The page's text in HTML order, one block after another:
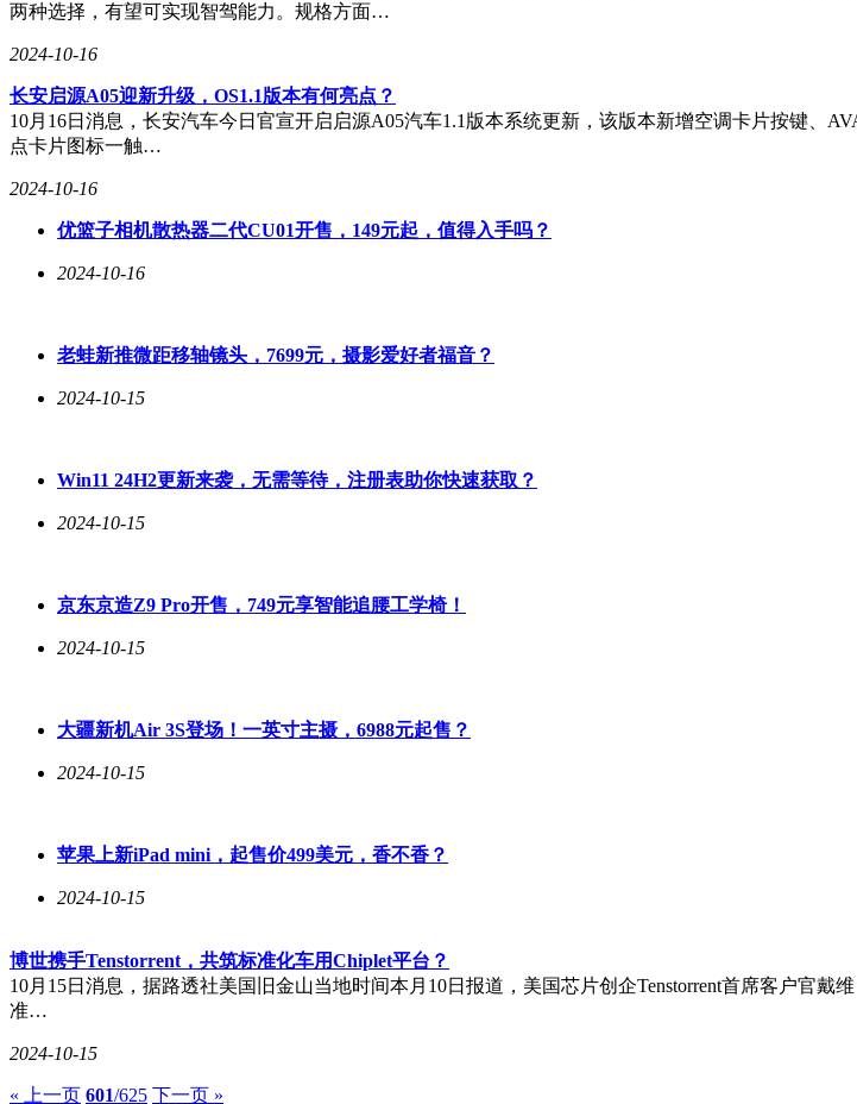
两种选择，有望可实现智驾能力。规格方面…
2024-10-16
长安启源A05迎新升级，OS1.1版本有何亮点？
10月16日消息，长安汽车今日官宣开启启源A05汽车1.1版本系统更新，该版本新增空调卡片按键、
点卡片图标一触…
2024-10-16
优篮子相机散热器二代CU01开售，149元起，值得入手吗？
2024-10-16
老蛙新推微距移轴镜头，7699元，摄影爱好者福音？
2024-10-15
Win11 24H2更新来袭，无需等待，注册表助你快速获取？
2024-10-15
京东京造Z9 Pro开售，749元享智能追腰工学椅！
2024-10-15
大疆新机Air 3S登场！一英寸主摄，6988元起售？
2024-10-15
苹果上新iPad mini，起售价499美元，香不香？
2024-10-15
博世携手Tenstorrent，共筑标准化车用Chiplet平台？
10月15日消息，据路透社美国旧金山当地时间本月10日报道，美国芯片创企Tenstorrent首席客户官
准…
2024-10-15
« 上一页 601/625 下一页 »